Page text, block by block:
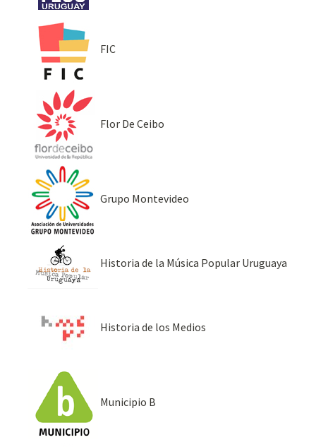
FIC
Flor De Ceibo
Grupo Montevideo
Historia de la Música Popular Uruguaya
Historia de los Medios
Municipio B